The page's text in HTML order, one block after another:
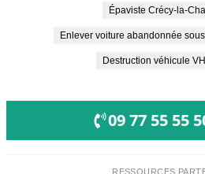
Épaviste Crécy-la-
Enlever voiture abandonnée
Destruction véhicule
09 77 55 55
RESSOURCES